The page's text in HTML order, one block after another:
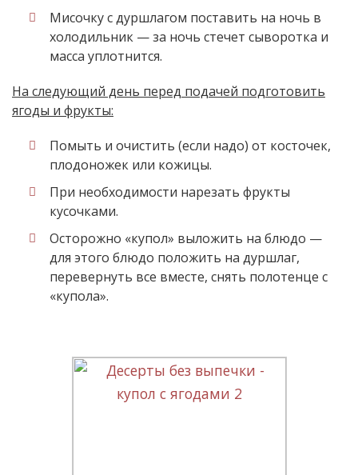
Мисочку с дуршлагом поставить на ночь в
холодильник — за ночь стечет сыворотка и
масса уплотнится.
На следующий день перед подачей подготовить
ягоды и фрукты:
Помыть и очистить (если надо) от косточек,
плодоножек или кожицы.
При необходимости нарезать фрукты
кусочками.
Осторожно «купол» выложить на блюдо —
для этого блюдо положить на дуршлаг,
перевернуть все вместе, снять полотенце с
«купола».